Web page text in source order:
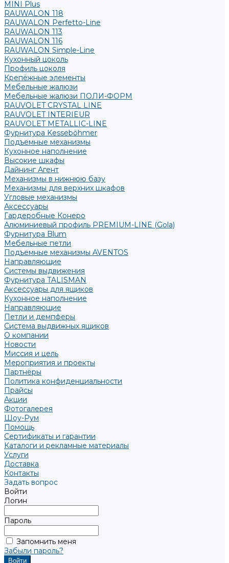
MINI Plus
RAUWALON 118
RAUWALON Perfetto-Line
RAUWALON 113
RAUWALON 116
RAUWALON Simple-Line
Кухонный цоколь
Профиль цоколя
Крепёжные элементы
Мебельные жалюзи
Мебельные жалюзи ПОЛИ-ФОРМ
RAUVOLET CRYSTAL LINE
RAUVOLET INTERIEUR
RAUVOLET METALLIC-LINE
Фурнитура Kesseböhmer
Подъемные механизмы
Кухонное наполнение
Высокие шкафы
Дайнинг Агент
Механизмы в нижнюю базу
Механизмы для верхних шкафов
Угловые механизмы
Аксессуары
Гардеробные Конеро
Алюминиевый профиль PREMIUM-LINE (Gola)
Фурнитура Blum
Мебельные петли
Подъемные механизмы AVENTOS
Направляющие
Системы выдвижения
Фурнитура TALISMAN
Аксессуары для ящиков
Кухонное наполнение
Направляющие
Петли и демпферы
Система выдвижных ящиков
О компании
Новости
Миссия и цель
Мероприятия и проекты
Партнёры
Политика конфиденциальности
Прайсы
Акции
Фотогалерея
Шоу-Рум
Помощь
Сертификаты и гарантии
Каталоги и рекламные материалы
Услуги
Доставка
Контакты
Задать вопрос
Войти
Логин
Пароль
Запомнить меня
Забыли пароль?